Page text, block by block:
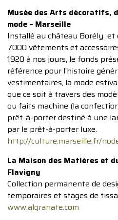
Musée des Arts décoratifs,
mode – Marseille
Installé au château Borély et
7000 vêtements et
1920 à nos jours, le fonds
référence pour l’histoire
vestimentaires, la mode
que ce soit à travers des
ou faits machine (la
prêt-à-porter destiné à une
par le prêt-à-porter luxe.
http://culture.marseille.fr/
La Maison des Matières et
Flavigny
Collection permanente de
temporaires et stages de
www.algranate.com